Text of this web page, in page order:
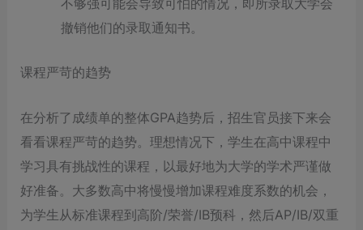
不够强可能会导致可怕的情况，即所录取大学会
撤销他们的录取通知书。
课程严苛的趋势
在分析了成绩单的整体GPA趋势后，招生官员接下来会
看看课程严苛的趋势。理想情况下，学生在高中课程中
学习具有挑战性的课程，以最好地为大学的学术严谨做
好准备。大多数高中将慢慢增加课程难度系数的机会，
为学生从标准课程到高阶/荣誉/IB预科，然后AP/IB/双重